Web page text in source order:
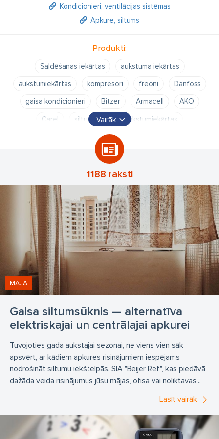
Kondicionieri, ventilācijas sistēmas
Apkure, siltums
Produkti:
Saldēšanas iekārtas
aukstuma iekārtas
aukstumiekārtas
kompresori freoni
Danfoss
gaisa kondicionieri
Bitzer Armacell
AKO
Carel
siltumsūkņi
aukstumiekārtas
auto kondicionieri
gaisa kondicionieri Carrier
saldēšanas kompresori
Embraco Aspera
saldēšanas sistēmu projektēšana
saldēšanas agregāti
Optyma
iztvaikotāji
siltummaiņi
kameru furnitūra
Ecostar Parker
Errecom
LUVE
Luvata Roenest CPS
Secop
Tecumseh
SCM Frigo
Saldēšanas iekārtas
Kondicionieri
BITZER
Ventilācijas un kondicionēšanas sistēmas un iekārtas
telpām
refrižeratoru
BITZER FRASCOLD
Danfoss
MANEUROP
HITACHI kompresori
LU-VE
ARMACELL cauruļu aukstumizolācija
Vairāk
1188 raksti
Gaisa siltumsūknis — alternatīva
elektriskajai un centrālajai apkurei
MĀJA
Tuvojoties gada aukstajai sezonai, ne viens vien sāk
apsvērt, ar kādiem apkures risinājumiem iespējams
nodrošināt siltumu iekštelpās. SIA "Beijer Ref", kas piedāvā
dažāda veida risinājumus jūsu mājas, ofisa vai noliktavas...
Lasīt vairāk